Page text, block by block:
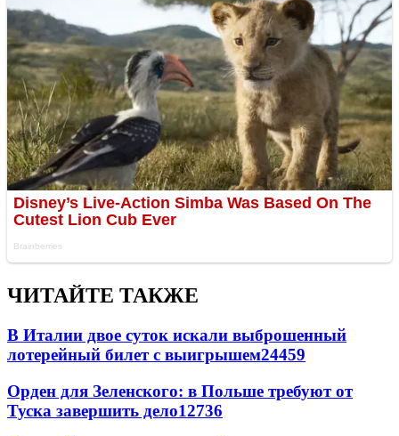
ЧИТАЙТЕ ТАКЖЕ
В Италии двое суток искали выброшенный
лотерейный билет с выигрышем24459
Орден для Зеленского: в Польше требуют от
Туска завершить дело12736